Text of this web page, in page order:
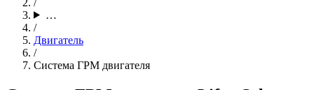
…
/
Двигатель
/
Система ГРМ двигателя